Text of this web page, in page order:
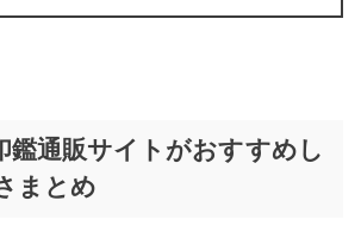
鑑通販サイトがおすすめし
まとめ